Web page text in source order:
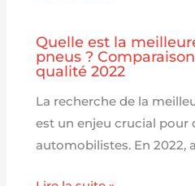
Quelle est la
pneus ?
qualité 2022
La recherche de la
est un enjeu crucial pour
automobilistes. En 2022,